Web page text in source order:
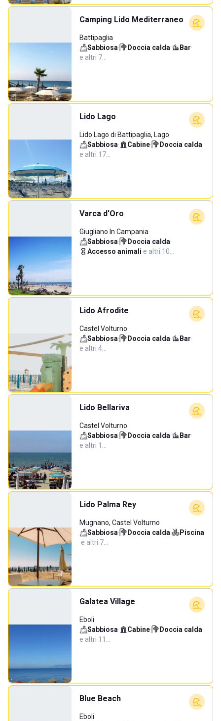
Camping Lido Mediterraneo
Battipaglia
Sabbiosa· Doccia calda· Bar·
e altri 7…
Lido Lago
Lido Lago di Battipaglia, Lago
Sabbiosa· Cabine· Doccia calda·
e altri 17…
Varca d'Oro
Giugliano In Campania
Sabbiosa· Doccia calda·
Accesso animali·e altri 10…
Lido Afrodite
Castel Volturno
Sabbiosa· Doccia calda· Bar·
e altri 4…
Lido Bellariva
Castel Volturno
Sabbiosa· Doccia calda· Bar·
e altri 1…
Lido Palma Rey
Mugnano, Castel Volturno
Sabbiosa· Doccia calda·
Piscina
·e altri 7…
Galatea Village
Eboli
Sabbiosa· Cabine· Doccia calda·
e altri 11…
Blue Beach
Eboli